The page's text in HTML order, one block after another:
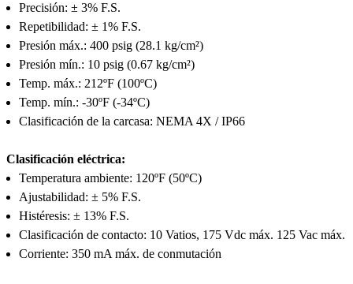
Precisión: ± 3% F.S.
Repetibilidad: ± 1% F.S.
Presión máx.: 400 psig (28.1 kg/cm²)
Presión mín.: 10 psig (0.67 kg/cm²)
Temp. máx.: 212ºF (100ºC)
Temp. mín.: -30ºF (-34ºC)
Clasificación de la carcasa: NEMA 4X / IP66
Clasificación eléctrica:
Temperatura ambiente: 120ºF (50ºC)
Ajustabilidad: ± 5% F.S.
Histéresis: ± 13% F.S.
Clasificación de contacto: 10 Vatios, 175 Vdc máx. 125 Vac máx.
Corriente: 350 mA máx. de conmutación